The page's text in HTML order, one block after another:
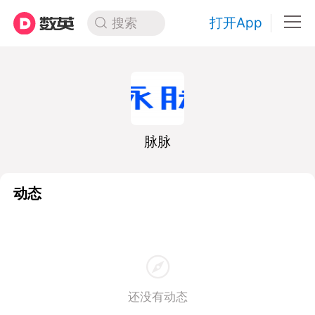
搜索 打开App
脉脉
动态
还没有动态